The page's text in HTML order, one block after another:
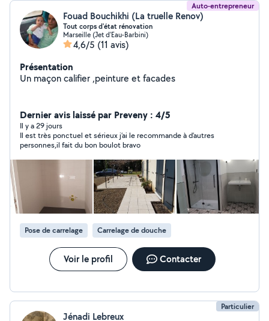
Auto-entrepreneur
Fouad Bouchikhi (La truelle Renov)
Tout corps d'état rénovation
Marseille (Jet d'Eau-Barbini)
4,6/5 (11 avis)
Présentation
Un maçon califier ,peinture et facades
Dernier avis laissé par Preveny : 4/5
Il y a 29 jours
Il est très ponctuel et sérieux j’ai le recommande à d’autres
personnes,il fait du bon boulot bravo
Pose de carrelage Carrelage de douche
Voir le profil Contacter
Particulier
Jénadi Lebreux